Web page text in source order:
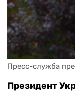
Пресс-служба
Президент